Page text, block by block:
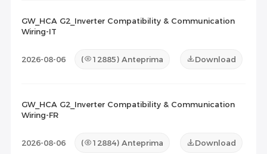
GW_HCA G2_Inverter Compatibility & Communication
Wiring-IT
2026-08-06 ( 12885) Anteprima Download
GW_HCA G2_Inverter Compatibility & Communication
Wiring-FR
2026-08-06 ( 12884) Anteprima Download